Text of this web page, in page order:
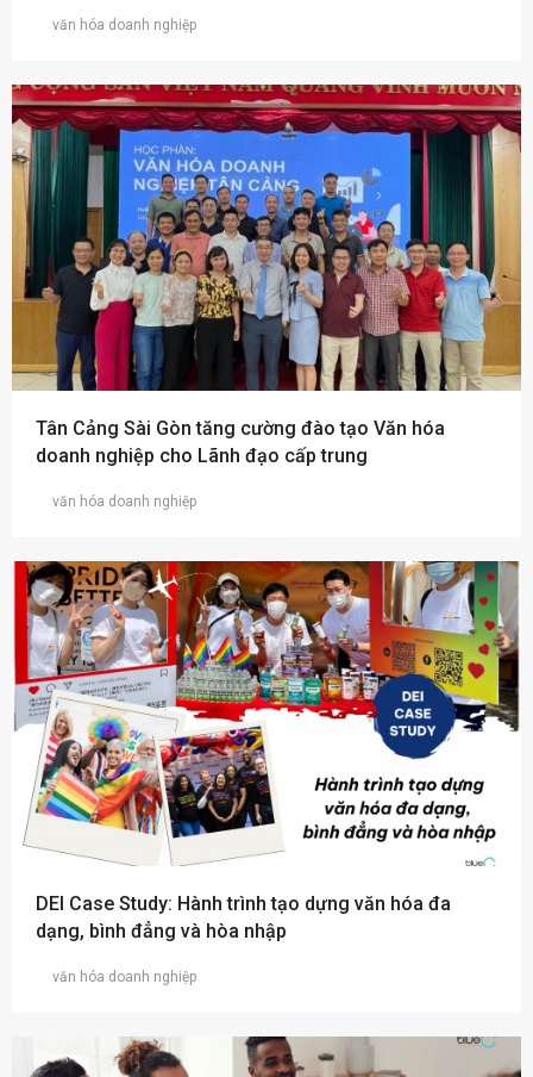
văn hóa doanh nghiệp
Tân Cảng Sài Gòn tăng cường đào tạo Văn hóa
doanh nghiệp cho Lãnh đạo cấp trung
văn hóa doanh nghiệp
DEI Case Study: Hành trình tạo dựng văn hóa đa
dạng, bình đẳng và hòa nhập
văn hóa doanh nghiệp